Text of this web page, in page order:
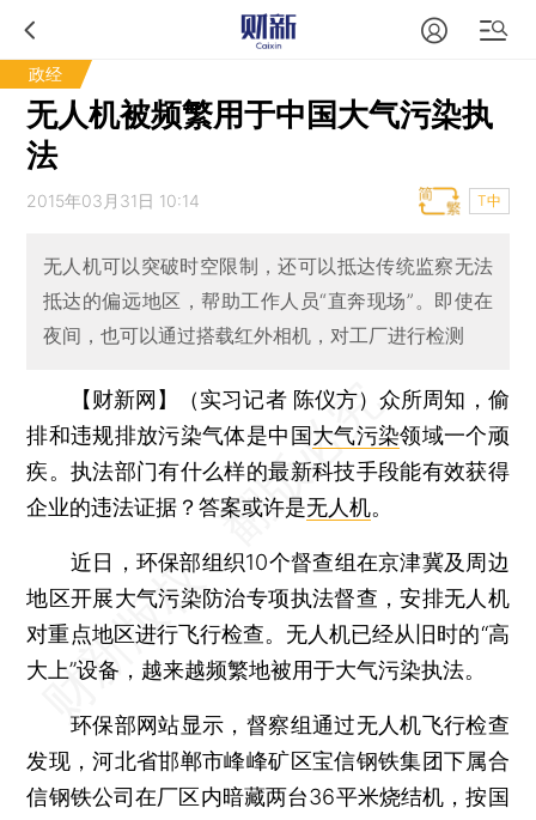
政经
无人机被频繁用于中国大气污染执
法
2015年03月31日 10:14 T中
无人机可以突破时空限制，还可以抵达传统监察无法
抵达的偏远地区，帮助工作人员“直奔现场”。即使在
夜间，也可以通过搭载红外相机，对工厂进行检测
【财新网】（实习记者 陈仪方）众所周知，偷
排和违规排放污染气体是中国大气污染领域一个顽
疾。执法部门有什么样的最新科技手段能有效获得
企业的违法证据？答案或许是无人机。
近日，环保部组织10个督查组在京津冀及周边
地区开展大气污染防治专项执法督查，安排无人机
对重点地区进行飞行检查。无人机已经从旧时的“高
大上”设备，越来越频繁地被用于大气污染执法。
环保部网站显示，督察组通过无人机飞行检查
发现，河北省邯郸市峰峰矿区宝信钢铁集团下属合
信钢铁公司在厂区内暗藏两台36平米烧结机，按国